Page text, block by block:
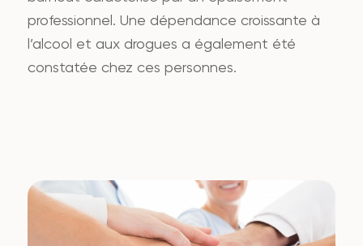
professionnel. Une dépendance croissante à
l’alcool et aux drogues a également été
constatée chez ces personnes.